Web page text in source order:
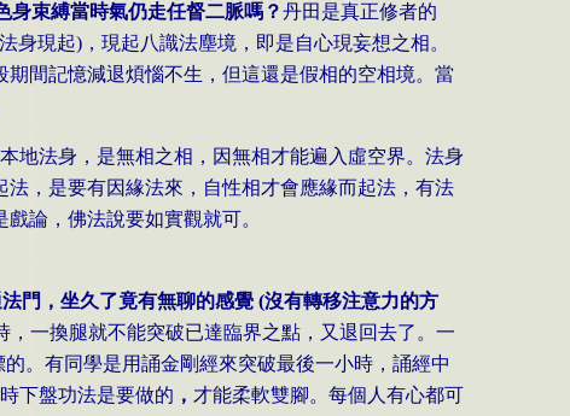
身束縛當時氣仍走任督二脈嗎？丹田是真正修者的
身現起) ，現起八識法塵境，即是自心現妄想之相。
間記憶減退煩惱不生，但這還是假相的空相境。當
地法身，是無相之相，因無相才能遍入虛空界。法身
，是要有因緣法來，自性相才會應緣而起法，有法
論，佛法說要如實觀就可。
門，坐久了竟有無聊的感覺 (沒有轉移注意力的方
一換腿就不能突破已達臨界之點，又退回去了。一
。有同學是用誦金剛經來突破最後一小時，誦經中
下盤功法是要做的 ， 才能柔軟雙腳。每個人有心都可